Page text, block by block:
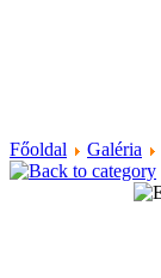
Főoldal Galéria